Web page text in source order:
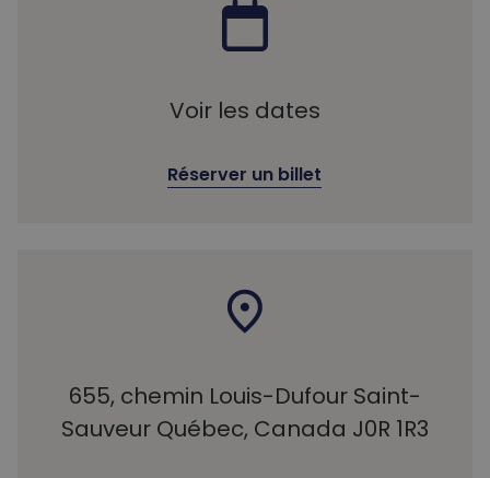
Voir les dates
Réserver un billet
655, chemin Louis-Dufour Saint-
Sauveur Québec, Canada J0R 1R3